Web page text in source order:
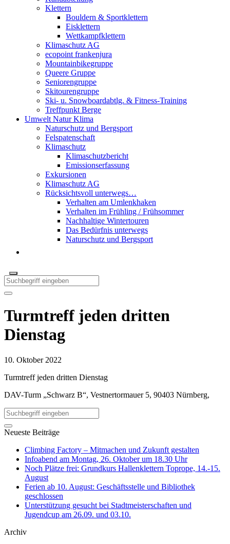
Klettern
Bouldern & Sportklettern
Eisklettern
Wettkampfklettern
Klimaschutz AG
ecopoint frankenjura
Mountainbikegruppe
Queere Gruppe
Seniorengruppe
Skitourengruppe
Ski- u. Snowboardabtlg. & Fitness-Training
Treffpunkt Berge
Umwelt Natur Klima
Naturschutz und Bergsport
Felspatenschaft
Klimaschutz
Klimaschutzbericht
Emissionserfassung
Exkursionen
Klimaschutz AG
Rücksichtsvoll unterwegs…
Verhalten am Umlenkhaken
Verhalten im Frühling / Frühsommer
Nachhaltige Wintertouren
Das Bedürfnis unterwegs
Naturschutz und Bergsport
Turmtreff jeden dritten
Dienstag
10. Oktober 2022
Turmtreff jeden dritten Dienstag
DAV-Turm „Schwarz B“, Vestnertormauer 5, 90403 Nürnberg,
Neueste Beiträge
Climbing Factory – Mitmachen und Zukunft gestalten
Infoabend am Montag, 26. Oktober um 18.30 Uhr
Noch Plätze frei: Grundkurs Hallenklettern Toprope, 14.-15.
August
Ferien ab 10. August: Geschäftsstelle und Bibliothek
geschlossen
Unterstützung gesucht bei Stadtmeisterschaften und
Jugendcup am 26.09. und 03.10.
Archiv